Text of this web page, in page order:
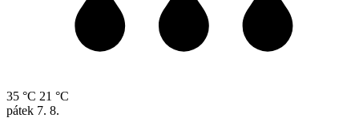
35 °C 21 °C
pátek 7. 8.